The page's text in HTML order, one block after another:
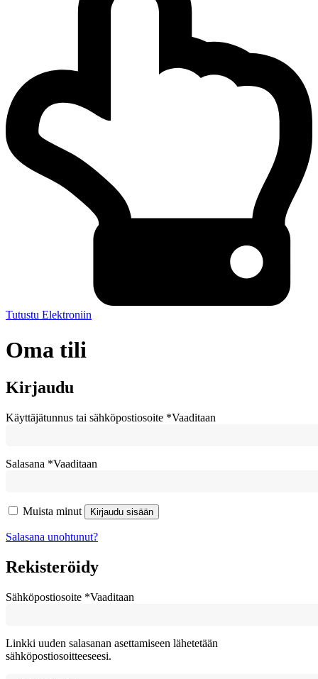
Tutustu Elektroniin
Oma tili
Kirjaudu
Käyttäjätunnus tai sähköpostiosoite *Vaaditaan
Salasana *Vaaditaan
Muista minut Kirjaudu sisään
Salasana unohtunut?
Rekisteröidy
Sähköpostiosoite *Vaaditaan
Linkki uuden salasanan asettamiseen lähetetään
sähköpostiosoitteeseesi.